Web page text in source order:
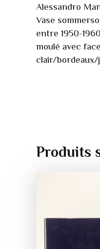
Alessandro
Vase
entre 1950-
moulé avec
clair/bordeaux/
Produits